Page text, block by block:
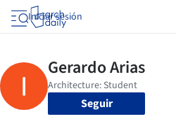
Iniciar sesión
Seguir